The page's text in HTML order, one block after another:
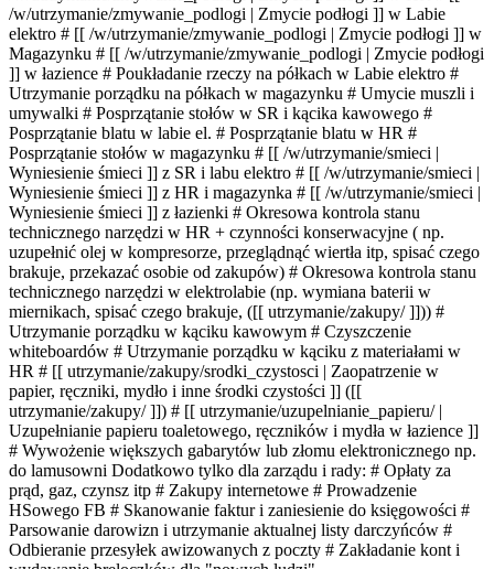
/w/utrzymanie/zmywanie_podlogi | Zmycie podłogi ]] w Labie
elektro # [[ /w/utrzymanie/zmywanie_podlogi | Zmycie podłogi ]] w
Magazynku # [[ /w/utrzymanie/zmywanie_podlogi | Zmycie podłogi
]] w łazience # Poukładanie rzeczy na półkach w Labie elektro #
Utrzymanie porządku na półkach w magazynku # Umycie muszli i
umywalki # Posprzątanie stołów w SR i kącika kawowego #
Posprzątanie blatu w labie el. # Posprzątanie blatu w HR #
Posprzątanie stołów w magazynku # [[ /w/utrzymanie/smieci |
Wyniesienie śmieci ]] z SR i labu elektro # [[ /w/utrzymanie/smieci |
Wyniesienie śmieci ]] z HR i magazynka # [[ /w/utrzymanie/smieci |
Wyniesienie śmieci ]] z łazienki # Okresowa kontrola stanu
technicznego narzędzi w HR + czynności konserwacyjne ( np.
uzupełnić olej w kompresorze, przeglądnąć wiertła itp, spisać czego
brakuje, przekazać osobie od zakupów) # Okresowa kontrola stanu
technicznego narzędzi w elektrolabie (np. wymiana baterii w
miernikach, spisać czego brakuje, ([[ utrzymanie/zakupy/ ]])) #
Utrzymanie porządku w kąciku kawowym # Czyszczenie
whiteboardów # Utrzymanie porządku w kąciku z materiałami w
HR # [[ utrzymanie/zakupy/srodki_czystosci | Zaopatrzenie w
papier, ręczniki, mydło i inne środki czystości ]] ([[
utrzymanie/zakupy/ ]]) # [[ utrzymanie/uzupelnianie_papieru/ |
Uzupełnianie papieru toaletowego, ręczników i mydła w łazience ]]
# Wywożenie większych gabarytów lub złomu elektronicznego np.
do lamusowni Dodatkowo tylko dla zarządu i rady: # Opłaty za
prąd, gaz, czynsz itp # Zakupy internetowe # Prowadzenie
HSowego FB # Skanowanie faktur i zaniesienie do księgowości #
Parsowanie darowizn i utrzymanie aktualnej listy darczyńców #
Odbieranie przesyłek awizowanych z poczty # Zakładanie kont i